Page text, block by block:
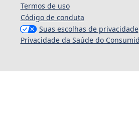
Termos de uso
Código de conduta
Suas escolhas de privacidade
Privacidade da Saúde do